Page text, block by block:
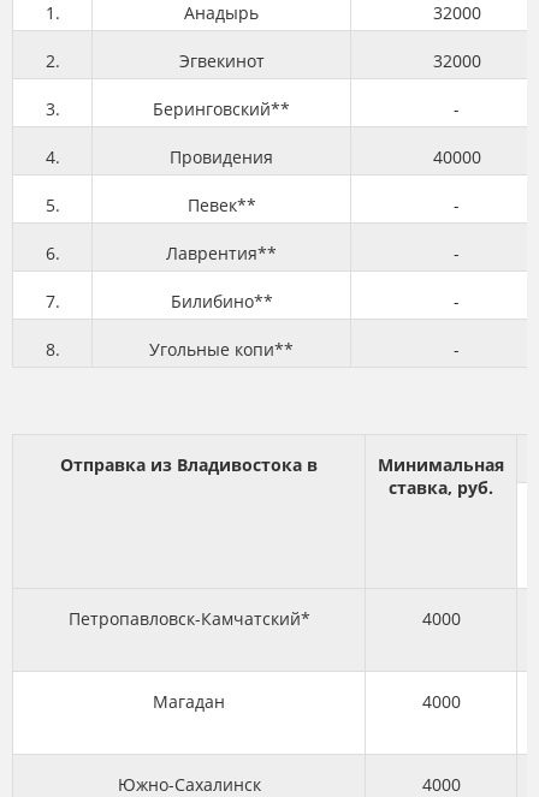
1. Анадырь 32000
2. Эгвекинот 32000
3. Беринговский** -
4. Провидения 40000
5. Певек** -
6. Лаврентия** -
7. Билибино** -
8. Угольные копи** -
Отправка из Владивостока в
Минимальная
ставка, руб.
Петропавловск-Камчатский* 4000
Магадан 4000
Южно-Сахалинск 4000